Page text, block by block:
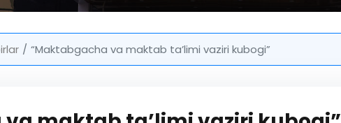
“Maktabgacha va maktab ta’limi vaziri kubogi”